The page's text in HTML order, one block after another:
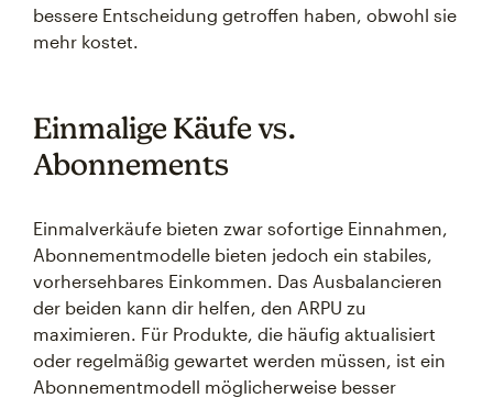
bessere Entscheidung getroffen haben, obwohl sie
mehr kostet.
Einmalige Käufe vs.
Abonnements
Einmalverkäufe bieten zwar sofortige Einnahmen,
Abonnementmodelle bieten jedoch ein stabiles,
vorhersehbares Einkommen. Das Ausbalancieren
der beiden kann dir helfen, den ARPU zu
maximieren. Für Produkte, die häufig aktualisiert
oder regelmäßig gewartet werden müssen, ist ein
Abonnementmodell möglicherweise besser